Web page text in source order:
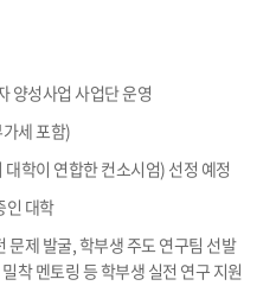
양성사업 사업단 운영
세 포함)
학이 연합한 컨소시엄) 선정 예정
인 대학
문제 발굴, 학부생 주도 연구팀 선발
착 멘토링 등 학부생 실전 연구 지원